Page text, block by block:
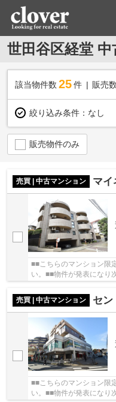
世田谷区経堂
該当物件数 25件 販売数
絞り込み条件： なし
販売物件のみ
売買 | 中古マンション マイ
■■こちらのマンション限
い。■■物件が発表になり
売買 | 中古マンション セン
■■こちらのマンション限
い。■■物件が発表になり